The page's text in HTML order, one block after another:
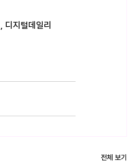
지털데일리
전체 보기